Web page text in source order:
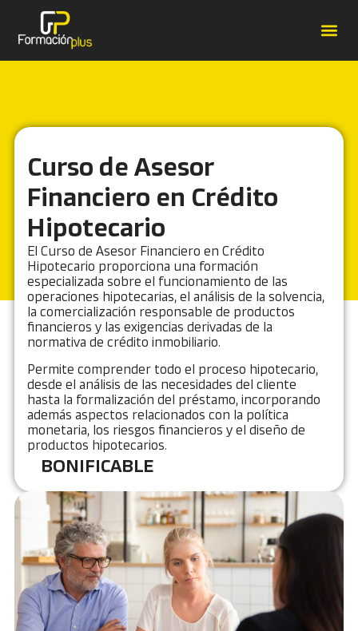
Curso de Asesor
Financiero en Crédito
Hipotecario
El Curso de Asesor Financiero en Crédito
Hipotecario proporciona una formación
especializada sobre el funcionamiento de las
operaciones hipotecarias, el análisis de la solvencia,
la comercialización responsable de productos
financieros y las exigencias derivadas de la
normativa de crédito inmobiliario.
Permite comprender todo el proceso hipotecario,
desde el análisis de las necesidades del cliente
hasta la formalización del préstamo, incorporando
además aspectos relacionados con la política
monetaria, los riesgos financieros y el diseño de
productos hipotecarios.
BONIFICABLE